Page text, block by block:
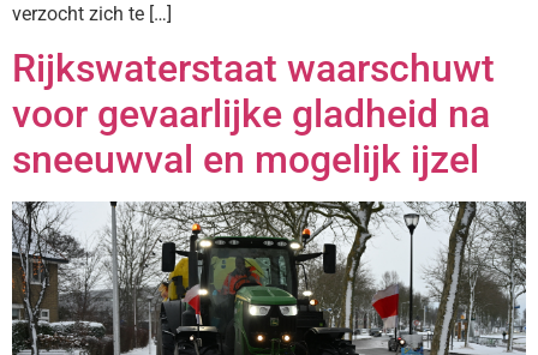
verzocht zich te […]
Rijkswaterstaat waarschuwt
voor gevaarlijke gladheid na
sneeuwval en mogelijk ijzel